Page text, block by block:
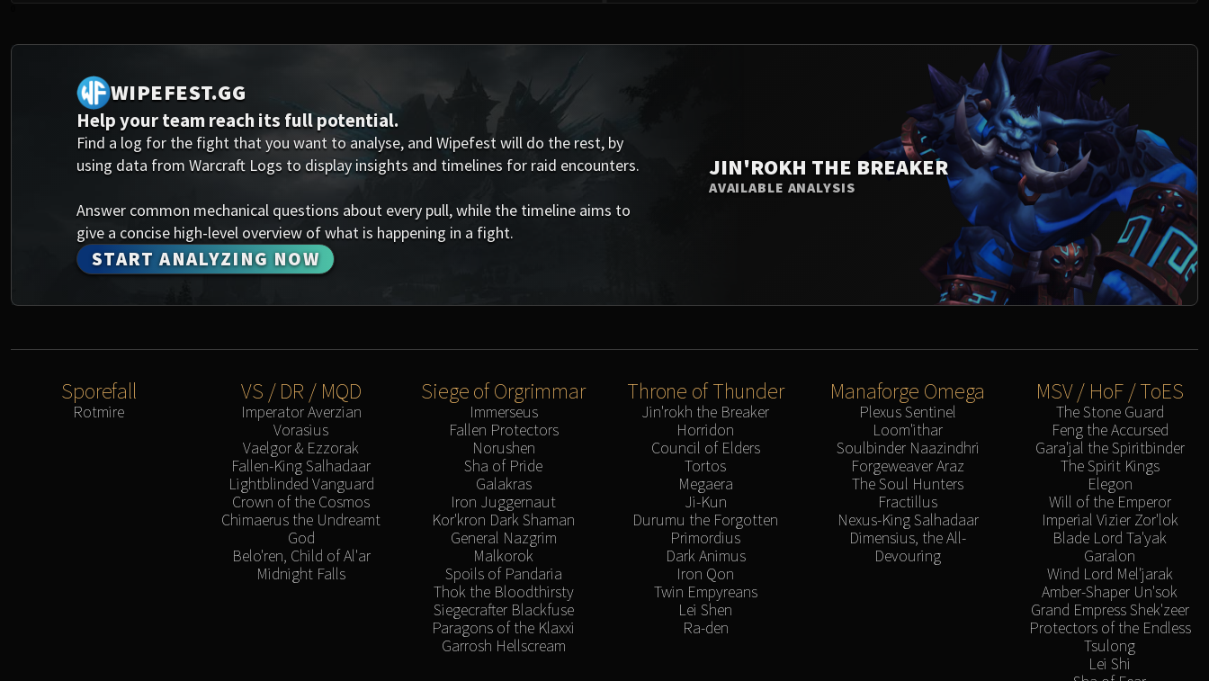
WIPEFEST.GG
Help your team reach its full potential.
Find a log for the fight that you want to analyse, and Wipefest will do the rest, by
using data from Warcraft Logs to display insights and timelines for raid encounters.
Answer common mechanical questions about every pull, while the timeline aims to
give a concise high-level overview of what is happening in a fight.
START ANALYZING NOW
JIN'ROKH THE BREAKER
AVAILABLE ANALYSIS
Sporefall
Rotmire
VS / DR / MQD
Imperator Averzian
Vorasius
Vaelgor & Ezzorak
Fallen-King Salhadaar
Lightblinded Vanguard
Crown of the Cosmos
Chimaerus the Undreamt
God
Belo'ren, Child of Al'ar
Midnight Falls
Siege of Orgrimmar
Immerseus
Fallen Protectors
Norushen
Sha of Pride
Galakras
Iron Juggernaut
Kor'kron Dark Shaman
General Nazgrim
Malkorok
Spoils of Pandaria
Thok the Bloodthirsty
Siegecrafter Blackfuse
Paragons of the Klaxxi
Garrosh Hellscream
Throne of Thunder
Jin'rokh the Breaker
Horridon
Council of Elders
Tortos
Megaera
Ji-Kun
Durumu the Forgotten
Primordius
Dark Animus
Iron Qon
Twin Empyreans
Lei Shen
Ra-den
Manaforge Omega
Plexus Sentinel
Loom'ithar
Soulbinder Naazindhri
Forgeweaver Araz
The Soul Hunters
Fractillus
Nexus-King Salhadaar
Dimensius, the All-
Devouring
MSV / HoF / ToES
The Stone Guard
Feng the Accursed
Gara'jal the Spiritbinder
The Spirit Kings
Elegon
Will of the Emperor
Imperial Vizier Zor'lok
Blade Lord Ta'yak
Garalon
Wind Lord Mel'jarak
Amber-Shaper Un'sok
Grand Empress Shek'zeer
Protectors of the Endless
Tsulong
Lei Shi